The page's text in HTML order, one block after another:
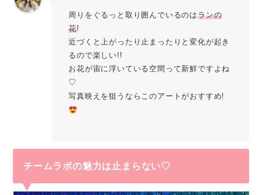
周りをぐるっと取り囲んでいるのはランの
花!
近づくと上がったり止まったりと変化が起き
るので楽しい!!
お花が宙に浮いている空間って新鮮ですよね
♡
写真映えを狙うならこのアートがおすすめ!
チームラボの魅力は止まらない♡